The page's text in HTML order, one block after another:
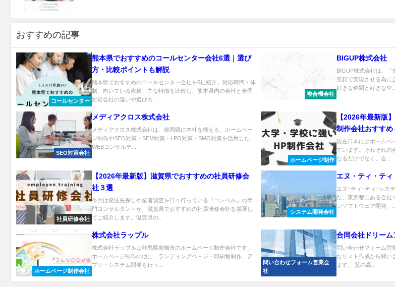
おすすめの記事
コールセンター
熊本県でおすすめのコールセンター会社6選｜選び
方・比較ポイントも解説
熊本県でおすすめのコールセンター会社を6社紹介。対応時間・体
制、向いている依頼、主な特徴を比較し、熊本県内の会社と全国
対応会社の違いや選び方...
複合機会社
BIGUP株式会社
BIGUP株式会社は、
笑顔で実現させる為に
好きな仲間と好きな空...
SEO対策会社
メディアクロス株式会社
メディアクロス株式会社は、福岡県に本社を構える、ホームペー
ジ制作やSEO対策・SEM対策・LPO対策・SMO対策を活用した、
WEBコンサルテ...
ホームページ制作
【2026年最新版
制作会社おすすめ
現在日本にはホームペ
ています。それぞれの
なるだけでなく、会...
社員研修会社
【2026年最新版】滋賀県でおすすめの社員研修会
社３選
今回は発注先探しや業者調査を日々行っている『コンペル』の専
門コンサルタントが、滋賀県でおすすめの社員研修会社を厳選し
てご紹介します。滋賀県の...
システム開発会社
エヌ・ティ・テ
エヌ･ティ･ティ･シス
た、東京都にある会社
ンソフトウェア開発、...
ホームページ制作会社
株式会社ラップル
株式会社ラップルは群馬県前橋市のホームページ制作会社です。
ホームページ制作の他に、ランディングページ・印刷物制作、ア
プリ・システム開発を行っ...
問い合わせフォーム営業会
社
合同会社ドリーム
問い合わせフォーム営
なリスト作成から問い
ます。 質の高...